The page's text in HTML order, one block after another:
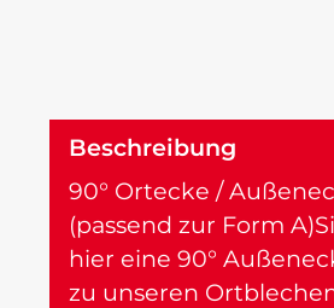
Beschreibung
90° Ortecke /
(passend zur Form
hier eine 90°
zu unseren